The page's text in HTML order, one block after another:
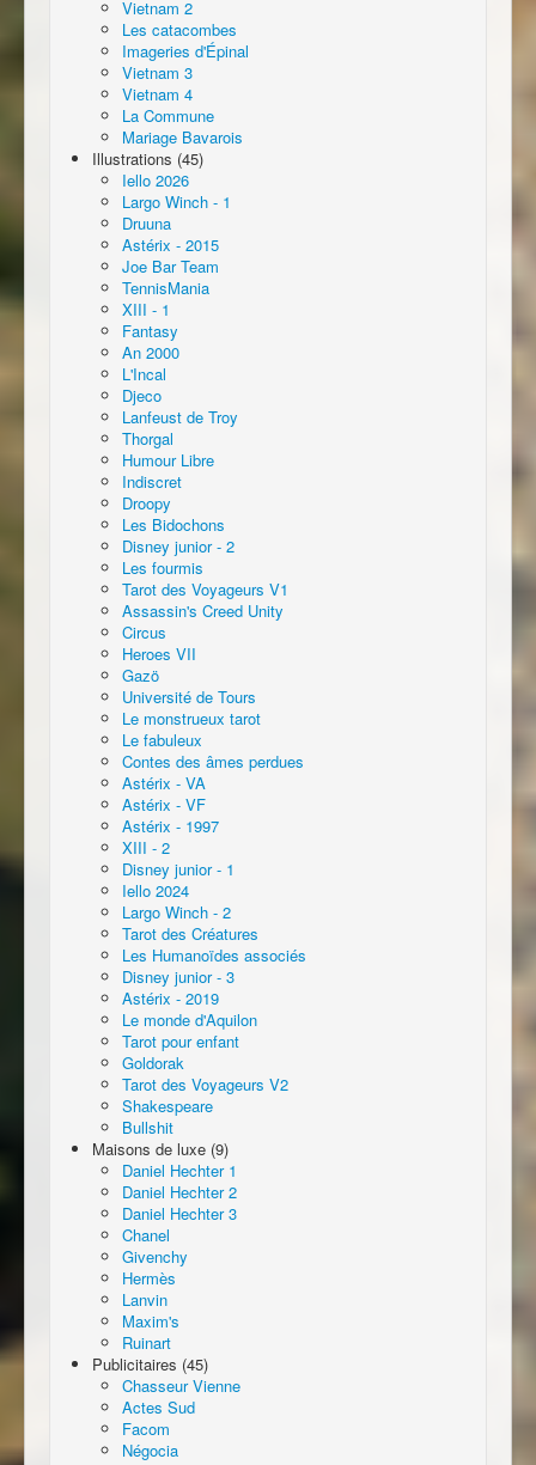
Vietnam 2
Les catacombes
Imageries d'Épinal
Vietnam 3
Vietnam 4
La Commune
Mariage Bavarois
Illustrations (45)
Iello 2026
Largo Winch - 1
Druuna
Astérix - 2015
Joe Bar Team
TennisMania
XIII - 1
Fantasy
An 2000
L'Incal
Djeco
Lanfeust de Troy
Thorgal
Humour Libre
Indiscret
Droopy
Les Bidochons
Disney junior - 2
Les fourmis
Tarot des Voyageurs V1
Assassin's Creed Unity
Circus
Heroes VII
Gazö
Université de Tours
Le monstrueux tarot
Le fabuleux
Contes des âmes perdues
Astérix - VA
Astérix - VF
Astérix - 1997
XIII - 2
Disney junior - 1
Iello 2024
Largo Winch - 2
Tarot des Créatures
Les Humanoïdes associés
Disney junior - 3
Astérix - 2019
Le monde d'Aquilon
Tarot pour enfant
Goldorak
Tarot des Voyageurs V2
Shakespeare
Bullshit
Maisons de luxe (9)
Daniel Hechter 1
Daniel Hechter 2
Daniel Hechter 3
Chanel
Givenchy
Hermès
Lanvin
Maxim's
Ruinart
Publicitaires (45)
Chasseur Vienne
Actes Sud
Facom
Négocia